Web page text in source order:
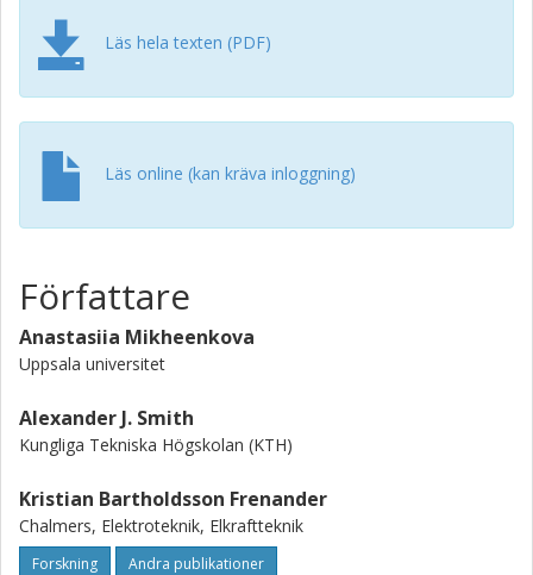
of lithium inventory is the main degradation mode in the
cells, with loss of material on the negative electrode as
there is a significant contributor when cycled in the low
SoC range. Degradation of NCA dominates at elevated
(beyond 50%).
Läs hela texten (PDF)
Läs online (kan kräva inloggning)
Författare
Anastasiia Mikheenkova
Uppsala universitet
Alexander J. Smith
Kungliga Tekniska Högskolan (KTH)
Kristian Bartholdsson Frenander
Chalmers, Elektroteknik, Elkraftteknik
Forskning Andra publikationer